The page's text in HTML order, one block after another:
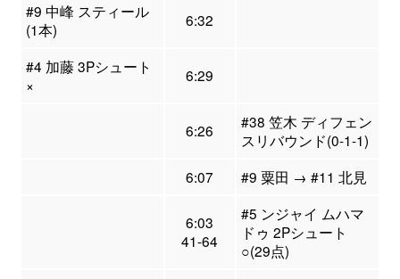
#9 中峰 スティール
(1本)
6:32
#4 加藤 3Pシュート
×
6:29
6:26
#38 笠木 ディフェン
スリバウンド(0-1-1)
6:07
#9 粟田 → #11 北見
6:03
41-64
#5 ンジャイ ムハマ
ドゥ 2Pシュート
○(29点)